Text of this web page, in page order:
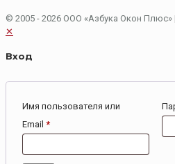
© 2005 - 2026 ООО «Азбука Окон Плюс»
✕
Вход
Имя пользователя или
Email *